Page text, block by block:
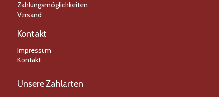
Zahlungsmöglichkeiten
Versand
Kontakt
Impressum
Kontakt
Unsere Zahlarten